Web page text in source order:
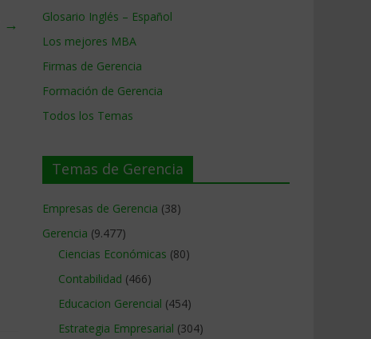
→
Glosario Inglés – Español
Los mejores MBA
Firmas de Gerencia
Formación de Gerencia
Todos los Temas
Temas de Gerencia
Empresas de Gerencia (38)
Gerencia (9.477)
Ciencias Económicas (80)
Contabilidad (466)
Educacion Gerencial (454)
Estrategia Empresarial (304)